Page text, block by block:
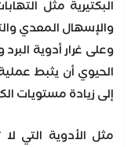
البكتيرية مثل
والإسهال المعدي
وعلى غرار أدوية
الحيوي أن يثبط
إلى زيادة مستويات
مثل الأدوية التي